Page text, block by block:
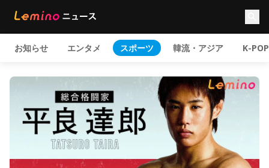
お知らせ エンタメ スポーツ 韓流・アジア K-POP